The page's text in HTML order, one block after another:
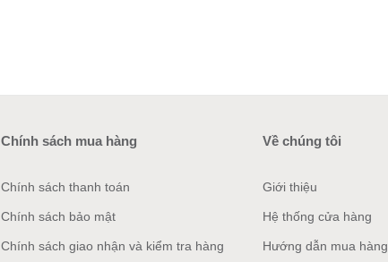
Chính sách mua hàng
Chính sách thanh toán
Chính sách bảo mật
Chính sách giao nhận và kiểm tra hàng
Về chúng tôi
Giới thiệu
Hệ thống cửa hàng
Hướng dẫn mua hàng